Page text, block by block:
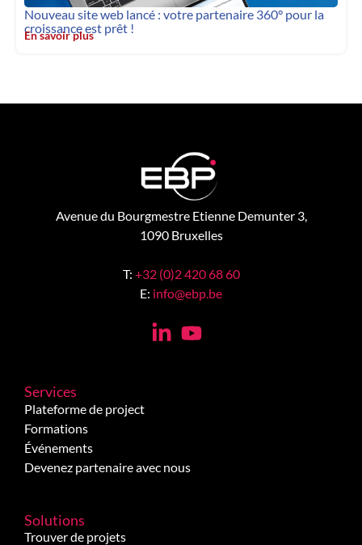
Nouveau site web lancé : votre partenaire 360° pour la
croissance est prêt !
En savoir plus
Avenue du Bourgmestre Etienne Demunter 3,
1090 Bruxelles
T: +32 (0)2 420 68 60
E: info@ebp.be
Services
Plateforme de project
Formations
Événements
Devenez partenaire avec nous
Solutions
Trouver de projets